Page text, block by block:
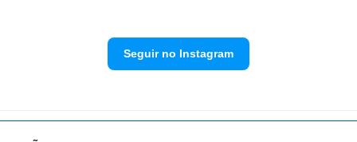
Seguir no Instagram